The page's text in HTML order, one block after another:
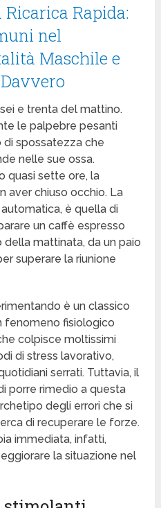
Rapida:
nel
Maschile e
e trenta del mattino.
le palpebre pesanti
spossatezza che
nelle sue ossa.
quasi sette ore, la
aver chiuso occhio. La
è quella di
un caffè espresso
mattinata, da un paio
superare la riunione
è un classico
fenomeno fisiologico
colpisce moltissimi
di stress lavorativo,
serrati. Tuttavia, il
porre rimedio a questa
degli errori che si
di recuperare le forze.
immediata, infatti,
la situazione nel